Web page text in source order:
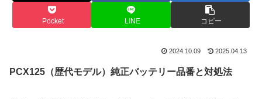
Pocket LINE コピー
2024.10.09 2025.04.13
PCX125（歴代モデル）純正バッテリー品番と対処法